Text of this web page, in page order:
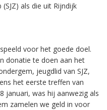
als die uit Rijndijk
voor het goede doel.
donatie te doen aan het
jeugdlid van SJZ,
het eerste treffen van
januari, was hij aanwezig als
zamelen we geld in voor